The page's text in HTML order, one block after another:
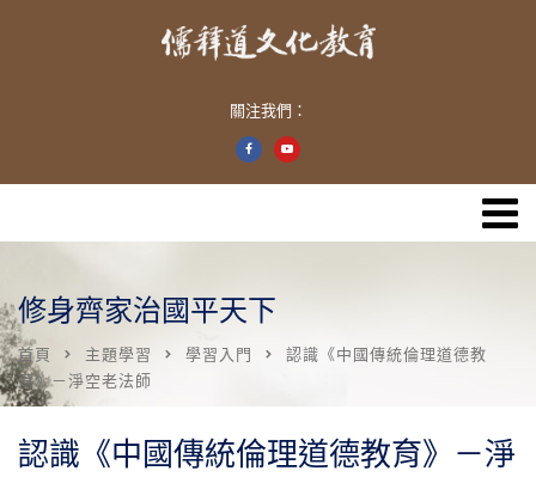
關注我們：
修身齊家治國平天下
首頁 主題學習 學習入門
認識《中國傳統倫理道德教
育》－淨空老法師
認識《中國傳統倫理道德教育》－淨